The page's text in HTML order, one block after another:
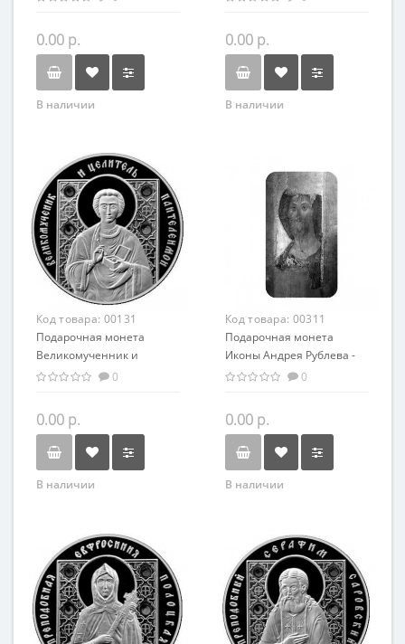
0.00 р.
В наличии
0.00 р.
В наличии
Код товара: 00131
Подарочная монета
Великомученник и
целитель Пантелеймон
0
0.00 р.
В наличии
Код товара: 00311
Подарочная монета
Иконы Андрея Рублева -
Спас Вседержитель
православный сувенир
0
0.00 р.
В наличии